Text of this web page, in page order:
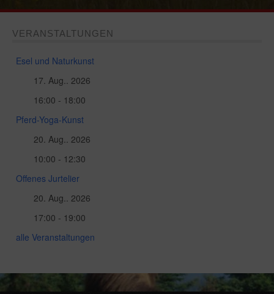
VERANSTALTUNGEN
Esel und Naturkunst
17. Aug.. 2026
16:00 - 18:00
Pferd-Yoga-Kunst
20. Aug.. 2026
10:00 - 12:30
Offenes Jurtelier
20. Aug.. 2026
17:00 - 19:00
alle Veranstaltungen